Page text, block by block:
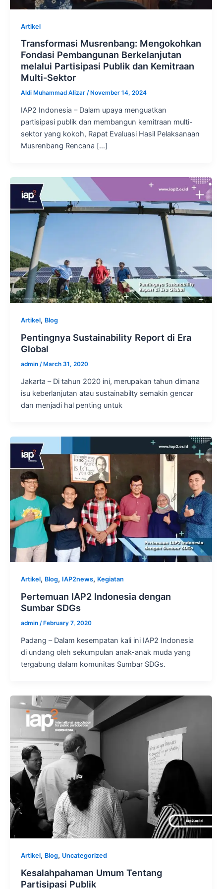
Artikel
Transformasi Musrenbang: Mengokohkan
Fondasi Pembangunan Berkelanjutan
melalui Partisipasi Publik dan Kemitraan
Multi-Sektor
Aldi Muhammad Alizar / November 14, 2024
IAP2 Indonesia – Dalam upaya menguatkan
partisipasi publik dan membangun kemitraan multi-
sektor yang kokoh, Rapat Evaluasi Hasil Pelaksanaan
Musrenbang Rencana […]
Artikel, Blog
Pentingnya Sustainability Report di Era
Global
admin /March 31, 2020
Jakarta – Di tahun 2020 ini, merupakan tahun dimana
isu keberlanjutan atau sustainabilty semakin gencar
dan menjadi hal penting untuk
Artikel, Blog, IAP2news, Kegiatan
Pertemuan IAP2 Indonesia dengan
Sumbar SDGs
admin / February 7, 2020
Padang – Dalam kesempatan kali ini IAP2 Indonesia
di undang oleh sekumpulan anak-anak muda yang
tergabung dalam komunitas Sumbar SDGs.
Artikel, Blog, Uncategorized
Kesalahpahaman Umum Tentang
Partisipasi Publik